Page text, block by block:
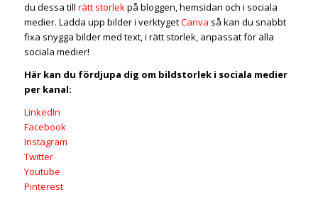
du dessa till rätt storlekpå bloggen, hemsidan och i sociala
medier. Ladda upp bilder i verktygetCanva så kan du snabbt
fixa snygga bilder med text, i rätt storlek, anpassat för alla
sociala medier!
Här kan du fördjupa dig om bildstorlek i sociala medier
per kanal:
LinkedIn
Facebook
Instagram
Twitter
Youtube
Pinterest